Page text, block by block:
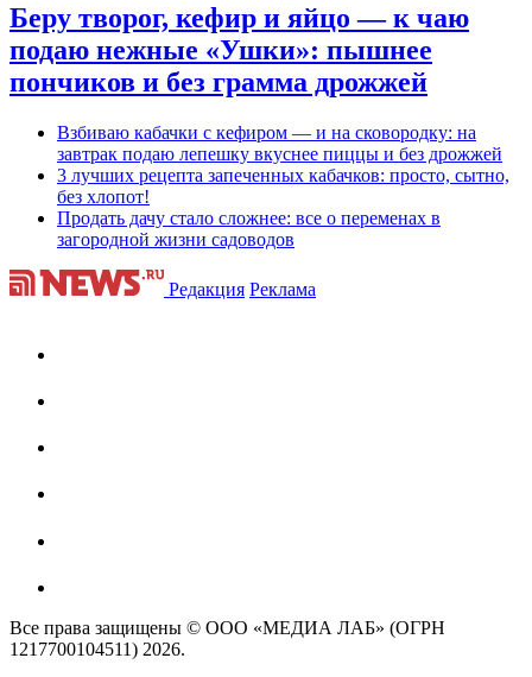
Беру творог, кефир и яйцо — к чаю
подаю нежные «Ушки»: пышнее
пончиков и без грамма дрожжей
Взбиваю кабачки с кефиром — и на сковородку: на
завтрак подаю лепешку вкуснее пиццы и без дрожжей
3 лучших рецепта запеченных кабачков: просто, сытно,
без хлопот!
Продать дачу стало сложнее: все о переменах в
загородной жизни садоводов
Редакция Реклама
Все права защищены © ООО «МЕДИА ЛАБ» (ОГРН
1217700104511) 2026.